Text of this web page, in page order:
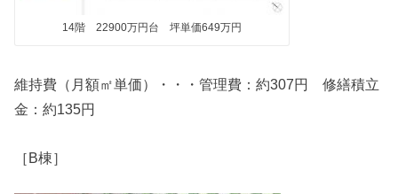
14階 22900万円台 坪単価649万円
維持費（月額㎡単価）・・・管理費：約307円 修繕積立
金：約135円
［B棟］